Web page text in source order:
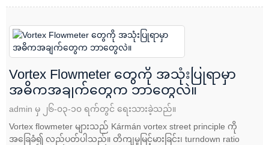
Vortex Flowmeter တွေကို အသုံးပြုရာမှာ
အဓိကအချက်တွေက ဘာတွေလဲ။
admin မှ ၂၆-၀၃-၁၀ ရက်တွင် ရေးသားခဲ့သည်။
Vortex flowmeter များသည် Kármán vortex street principle ကို
အခြေခံ၍ လည်ပတ်ပါသည်။ တိကျမှုမြင့်မားခြင်း၊ turndown ratio